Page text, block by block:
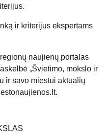
ir kriterijus ekspertams
naujienų portalas
„Švietimo, mokslo ir
ir savo miestui aktualių